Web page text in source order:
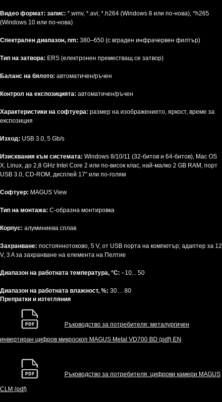
Видео формат: запис: *.wmv, *.avi, *.h264 (Windows 8 или по-нова), *h265
(Windows 10 или по-нова)
Спектрален диапазон, nm: 380–650 (с вграден инфрачервен филтър)
Тип на затвора: ERS (електронен преместващ се затвор)
Баланс на бялото: автоматичен/ръчен
Контрол на експозицията: автоматичен/ръчен
Характеристики на софтуера: размер на изображението, яркост, време за
експозиция
Изход: USB 3.0, 5 Gb/s
Изисквания към системата: Windows 8/10/11 (32-битов и 64-битов), Mac OS
X, Linux, до 2,8 GHz Intel Core 2 или по-висок клас, най-малко 2 GB RAM, порт
USB 3.0, CD-ROM, дисплей 17" или по-голям
Софтуер: MAGUS View
Тип на монтажа: C-образна монтировка
Корпус: алуминиева сплав
Захранване: постояннотоково, 5 V, от USB порта на компютър; адаптер за 12
V, 3 A за захранване на елемента на Пелтие
Диапазон на работната температура, °C: –10... 50
Диапазон на работната влажност, %: 30… 80
Препратки и изтегляния
Ръководство за потребителя: металургичен
инвертиран цифров микроскоп MAGUS Metal VD700 BD (pdf) EN
Ръководство за потребителя: цифрови камери MAGUS
CLM (pdf)